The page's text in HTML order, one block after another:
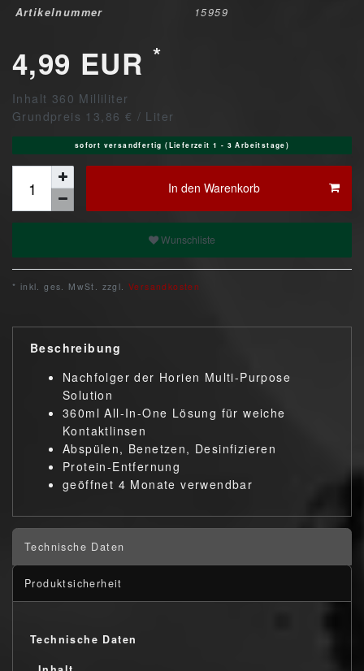
Artikelnummer 15959
4,99 EUR *
Inhalt 360 Milliliter
Grundpreis 13,86 € / Liter
sofort versandfertig (Lieferzeit 1 - 3 Arbeitstage)
In den Warenkorb
Wunschliste
* inkl. ges. MwSt. zzgl. Versandkosten
Beschreibung
Nachfolger der Horien Multi-Purpose
Solution
360ml All-In-One Lösung für weiche
Kontaktlinsen
Abspülen, Benetzen, Desinfizieren
Protein-Entfernung
geöffnet 4 Monate verwendbar
Technische Daten
Produktsicherheit
Technische Daten